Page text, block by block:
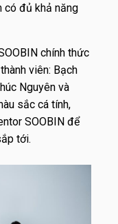
có đủ khả năng
chính thức
viên: Bạch
Nguyên và
sắc cá tính,
SOOBIN để
tới.